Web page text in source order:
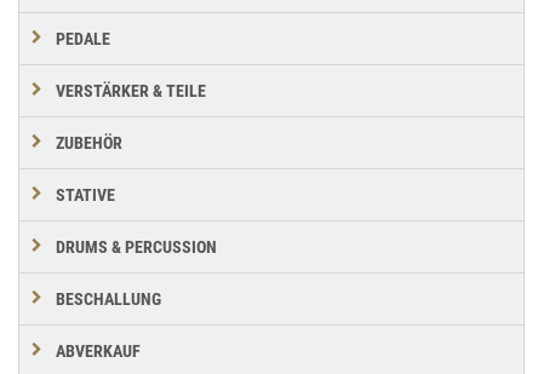
PEDALE
VERSTÄRKER & TEILE
ZUBEHÖR
STATIVE
DRUMS & PERCUSSION
BESCHALLUNG
ABVERKAUF